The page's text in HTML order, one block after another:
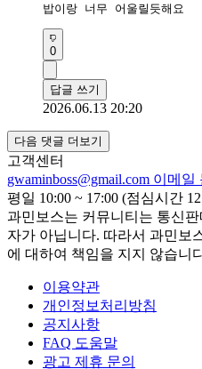
밥이랑 너무 어울릴듯해요
0
답글 쓰기
2026.06.13 20:20
다음 댓글 더보기
고객센터
gwaminboss@gmail.com 이메일
평일 10:00 ~ 17:00 (점심시간
과민보스는 커뮤니티는 통신
자가 아닙니다. 따라서 과민보
에 대하여 책임을 지지 않습니
이용약관
개인정보처리방침
공지사항
FAQ 도움말
광고 제휴 문의